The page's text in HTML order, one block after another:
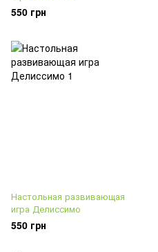
550 грн
Настольная развивающая
игра Делиссимо
550 грн